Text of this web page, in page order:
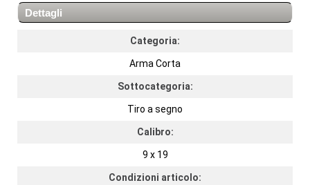
Dettagli
Categoria:
Arma Corta
Sottocategoria:
Tiro a segno
Calibro:
9 x 19
Condizioni articolo: